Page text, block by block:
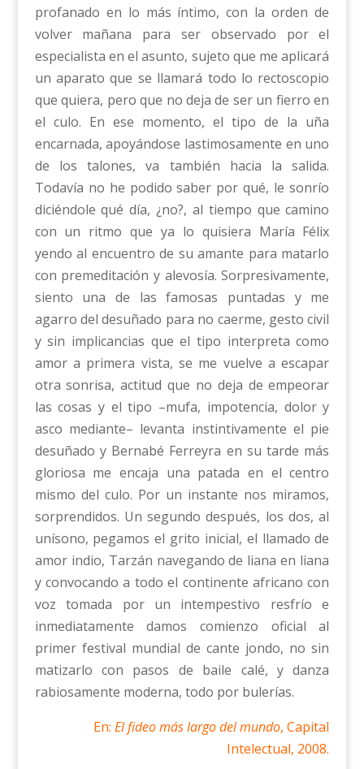
profanado en lo más íntimo, con la orden de
volver mañana para ser observado por el
especialista en el asunto, sujeto que me aplicará
un aparato que se llamará todo lo rectoscopio
que quiera, pero que no deja de ser un fierro en
el culo. En ese momento, el tipo de la uña
encarnada, apoyándose lastimosamente en uno
de los talones, va también hacia la salida.
Todavía no he podido saber por qué, le sonrío
diciéndole qué día, ¿no?, al tiempo que camino
con un ritmo que ya lo quisiera María Félix
yendo al encuentro de su amante para matarlo
con premeditación y alevosía. Sorpresivamente,
siento una de las famosas puntadas y me
agarro del desuñado para no caerme, gesto civil
y sin implicancias que el tipo interpreta como
amor a primera vista, se me vuelve a escapar
otra sonrisa, actitud que no deja de empeorar
las cosas y el tipo –mufa, impotencia, dolor y
asco mediante– levanta instintivamente el pie
desuñado y Bernabé Ferreyra en su tarde más
gloriosa me encaja una patada en el centro
mismo del culo. Por un instante nos miramos,
sorprendidos. Un segundo después, los dos, al
unísono, pegamos el grito inicial, el llamado de
amor indio, Tarzán navegando de liana en liana
y convocando a todo el continente africano con
voz tomada por un intempestivo resfrío e
inmediatamente damos comienzo oficial al
primer festival mundial de cante jondo, no sin
matizarlo con pasos de baile calé, y danza
rabiosamente moderna, todo por bulerías.
En:El fideo más largo del mundo, Capital
Intelectual, 2008.